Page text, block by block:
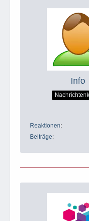
Info
Reaktionen
Beiträge